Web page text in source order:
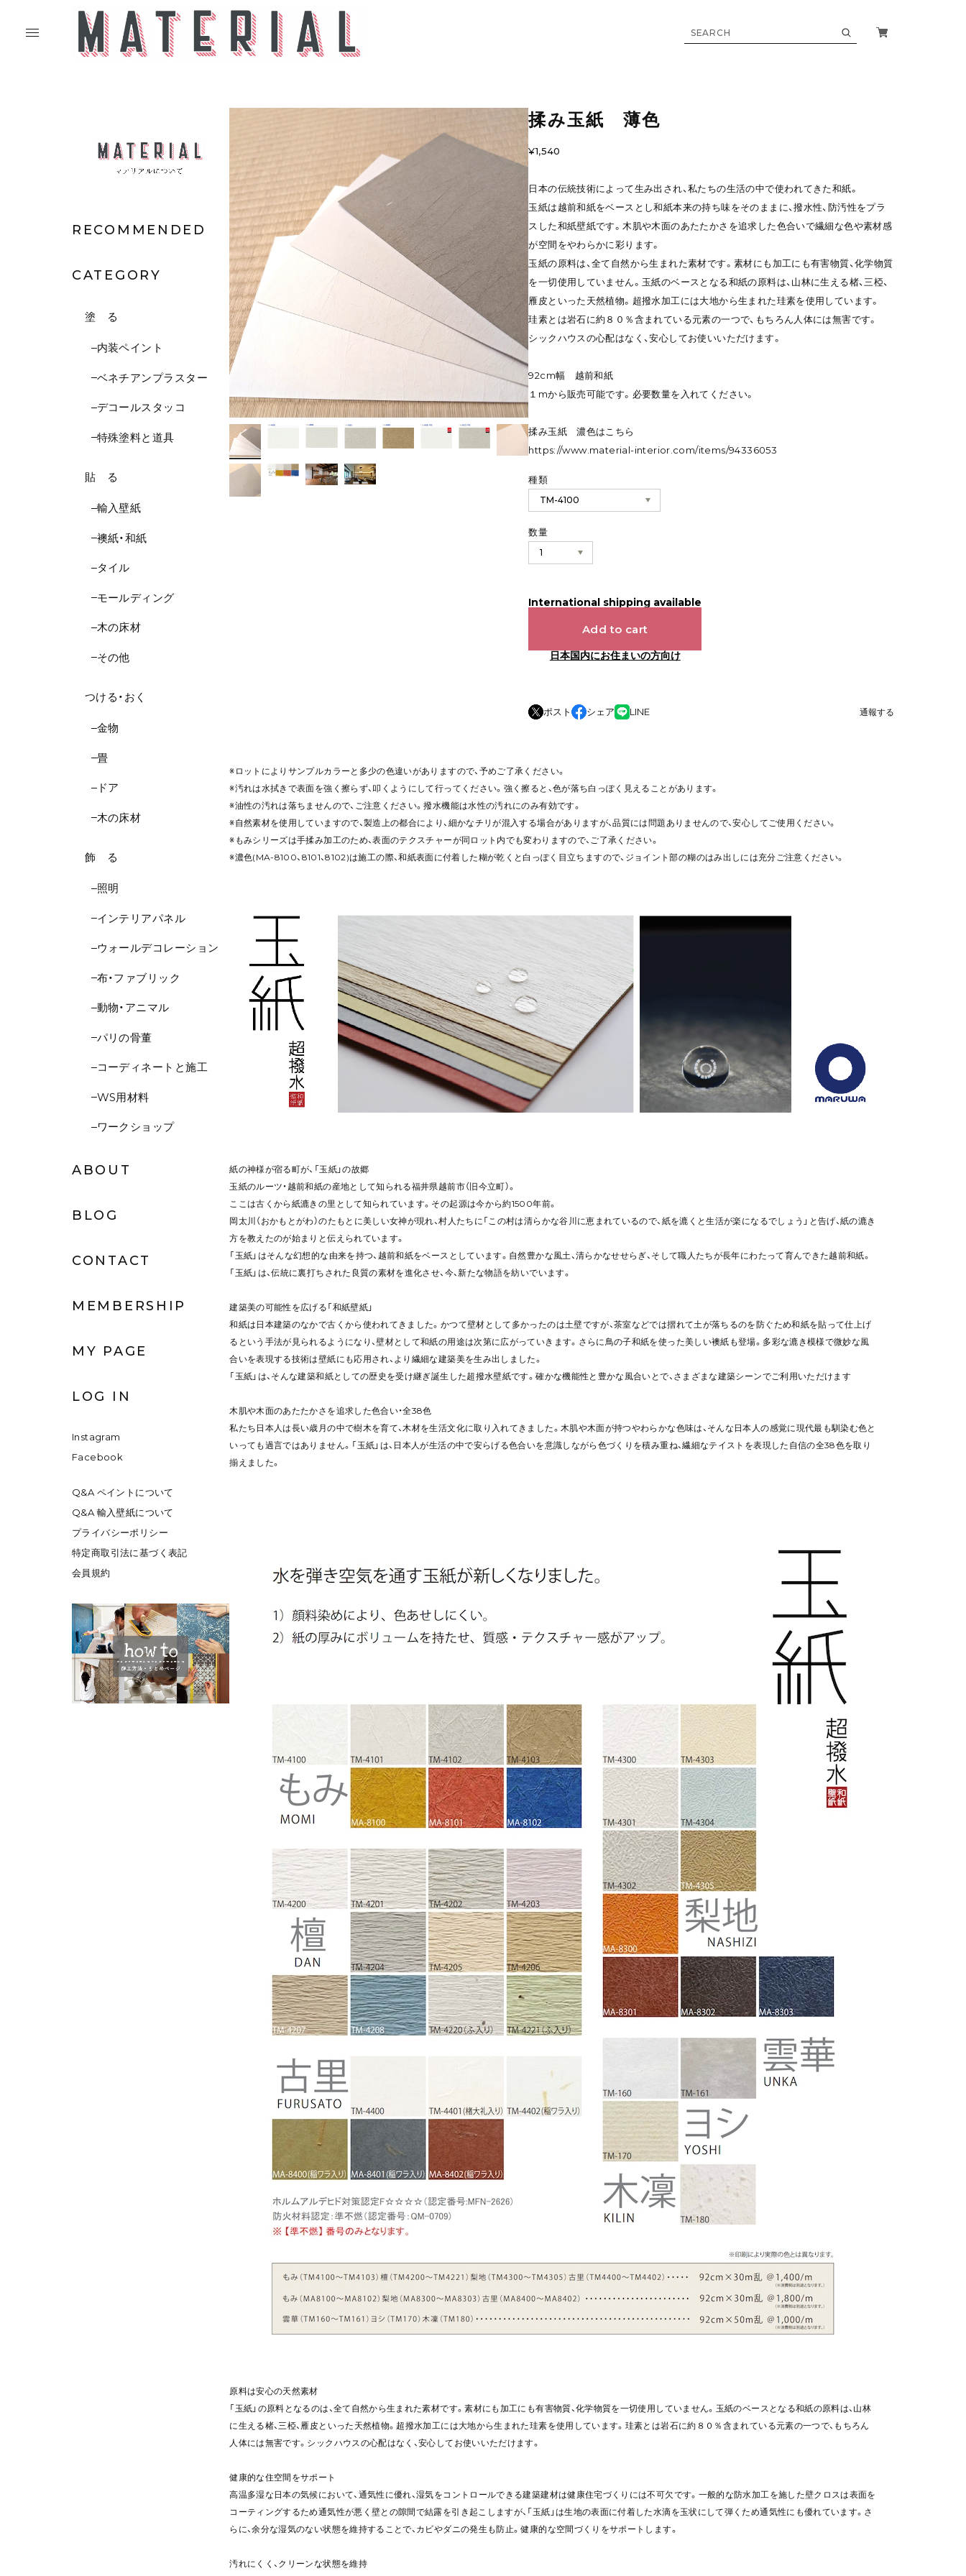
RECOMMENDED
CATEGORY
塗 る
内装ペイント
ベネチアンプラスター
デコールスタッコ
特殊塗料と道具
貼 る
輸入壁紙
襖紙・和紙
タイル
モールディング
木の床材
その他
つける・おく
金物
畳
ドア
木の床材
飾 る
照明
インテリアパネル
ウォールデコレーション
布・ファブリック
動物・アニマル
パリの骨董
コーディネートと施工
WS用材料
ワークショップ
ABOUT
BLOG
CONTACT
MEMBERSHIP
MY PAGE
LOG IN
Instagram
Facebook
Q&A ペイントについて
Q&A 輸入壁紙について
プライバシーポリシー
特定商取引法に基づく表記
会員規約
揉み玉紙 薄色
¥1,540
日本の伝統技術によって生み出され、私たちの生活の中で使われてきた和紙。
玉紙は越前和紙をベースとし和紙本来の持ち味をそのままに、撥水性、防汚性をプラ
スした和紙壁紙です。木肌や木面のあたたかさを追求した色合いで繊細な色や素材感
が空間をやわらかに彩ります。
玉紙の原料は、全て自然から生まれた素材です。素材にも加工にも有害物質、化学物質
を一切使用していません。玉紙のベースとなる和紙の原料は、山林に生える楮、三椏、
雁皮といった天然植物。超撥水加工には大地から生まれた珪素を使用しています。
珪素とは岩石に約８０％含まれている元素の一つで、もちろん人体には無害です。
シックハウスの心配はなく、安心してお使いいただけます。
92cm幅 越前和紙
１mから販売可能です。必要数量を入れてください。
揉み玉紙 濃色はこちら
https://www.material-interior.com/items/94336053
種類
数量
International shipping available
Add to cart
日本国内にお住まいの方向け
ポスト シェア LINE 通報する
※ロットによりサンプルカラーと多少の色違いがありますので、予めご了承ください。
※汚れは水拭きで表面を強く擦らず、叩くようにして行ってください。強く擦ると、色が落ち白っぽく見えることがあります。
※油性の汚れは落ちませんので、ご注意ください。撥水機能は水性の汚れにのみ有効です。
※自然素材を使用していますので、製造上の都合により、細かなチリが混入する場合がありますが、品質には問題ありませんので、安心してご使用ください。
※もみシリーズは手揉み加工のため、表面のテクスチャーが同ロット内でも変わりますので、ご了承ください。
※濃色(MA-8100、8101、8102)は施工の際、和紙表面に付着した糊が乾くと白っぽく目立ちますので、ジョイント部の糊のはみ出しには充分ご注意ください。
紙の神様が宿る町が、「玉紙」の故郷
玉紙のルーツ・越前和紙の産地として知られる福井県越前市（旧今立町）。
ここは古くから紙漉きの里として知られています。その起源は今から約1500年前。
岡太川（おかもとがわ）のたもとに美しい女神が現れ、村人たちに「この村は清らかな谷川に恵まれているので、紙を漉くと生活が楽になるでしょう」と告げ、紙の漉き
方を教えたのが始まりと伝えられています。
「玉紙」はそんな幻想的な由来を持つ、越前和紙をベースとしています。自然豊かな風土、清らかなせせらぎ、そして職人たちが長年にわたって育んできた越前和紙。
「玉紙」は、伝統に裏打ちされた良質の素材を進化させ、今、新たな物語を紡いでいます。
建築美の可能性を広げる「和紙壁紙」
和紙は日本建築のなかで古くから使われてきました。かつて壁材として多かったのは土壁ですが、茶室などでは摺れて土が落ちるのを防ぐため和紙を貼って仕上げ
るという手法が見られるようになり、壁材として和紙の用途は次第に広がっていきます。さらに鳥の子和紙を使った美しい襖紙も登場。多彩な漉き模様で微妙な風
合いを表現する技術は壁紙にも応用され、より繊細な建築美を生み出しました。
「玉紙」は、そんな建築和紙としての歴史を受け継ぎ誕生した超撥水壁紙です。確かな機能性と豊かな風合いとで、さまざまな建築シーンでご利用いただけます
木肌や木面のあたたかさを追求した色合い・全38色
私たち日本人は長い歳月の中で樹木を育て、木材を生活文化に取り入れてきました。木肌や木面が持つやわらかな色味は、そんな日本人の感覚に現代最も馴染む色と
いっても過言ではありません。「玉紙」は、日本人が生活の中で安らげる色合いを意識しながら色づくりを積み重ね、繊細なテイストを表現した自信の全38色を取り
揃えました。
原料は安心の天然素材
「玉紙」の原料となるのは、全て自然から生まれた素材です。素材にも加工にも有害物質、化学物質を一切使用していません。玉紙のベースとなる和紙の原料は、山林
に生える楮、三椏、雁皮といった天然植物。超撥水加工には大地から生まれた珪素を使用しています。珪素とは岩石に約８０％含まれている元素の一つで、もちろん
人体には無害です。シックハウスの心配はなく、安心してお使いいただけます。
健康的な住空間をサポート
高温多湿な日本の気候において、通気性に優れ、湿気をコントロールできる建築建材は健康住宅づくりには不可欠です。一般的な防水加工を施した壁クロスは表面を
コーティングするため通気性が悪く壁との隙間で結露を引き起こしますが、「玉紙」は生地の表面に付着した水滴を玉状にして弾くため通気性にも優れています。さ
らに、余分な湿気のない状態を維持することで、カビやダニの発生も防止。健康的な空間づくりをサポートします。
汚れにくく、クリーンな状態を維持